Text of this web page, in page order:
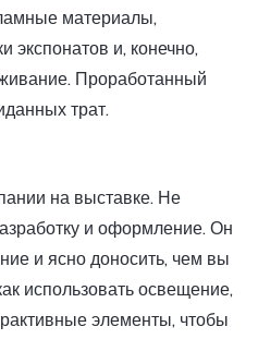
материалы,
экспонатов и, конечно,
Проработанный
трат.
на выставке. Не
и оформление. Он
и ясно доносить, чем вы
использовать освещение,
элементы, чтобы